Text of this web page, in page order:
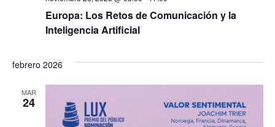
Europa: Los Retos de Comunicación y la
Inteligencia Artificial
febrero 2026
MAR
24